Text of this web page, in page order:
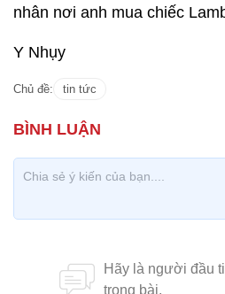
nhân nơi anh mua chiếc
Y Nhụy
Chủ đề: tin tức